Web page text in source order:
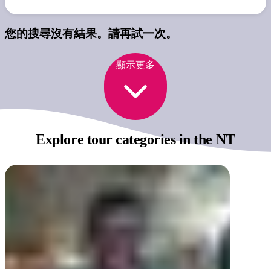
您的搜尋沒有結果。請再試一次。
顯示更多
Explore tour categoriesin the NT